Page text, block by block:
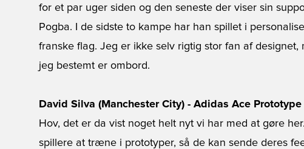
for et par uger siden og den seneste der viser sin
Pogba. I de sidste to kampe har han spillet i
franske flag. Jeg er ikke selv rigtig stor fan af
jeg bestemt er ombord.
David Silva (Manchester City) - Adidas Ace Prototype
Hov, det er da vist noget helt nyt vi har med at gøre
spillere at træne i prototyper, så de kan sende deres